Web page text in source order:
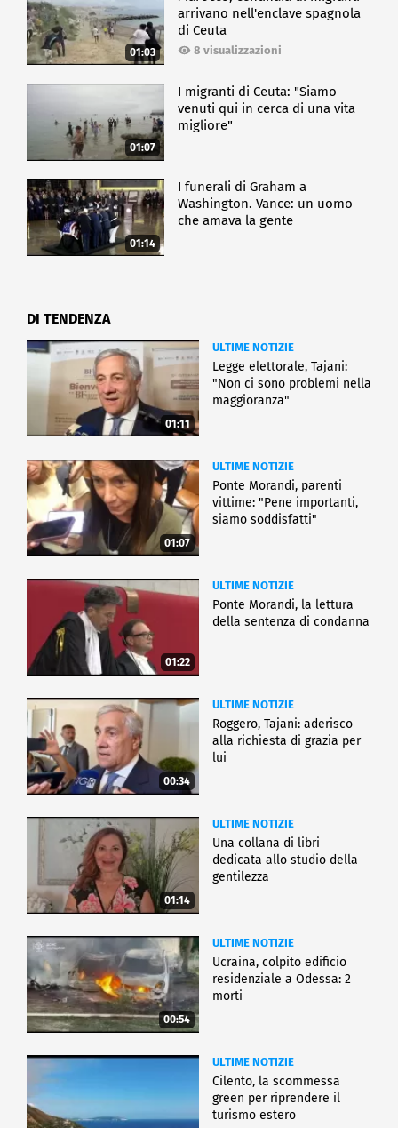
01:03
arrivano nell'enclave spagnola
di Ceuta
8 visualizzazioni
01:07
I migranti di Ceuta: "Siamo
venuti qui in cerca di una vita
migliore"
01:14
I funerali di Graham a
Washington. Vance: un uomo
che amava la gente
DI TENDENZA
01:11
ULTIME NOTIZIE
Legge elettorale, Tajani:
"Non ci sono problemi nella
maggioranza"
01:07
ULTIME NOTIZIE
Ponte Morandi, parenti
vittime: "Pene importanti,
siamo soddisfatti"
01:22
ULTIME NOTIZIE
Ponte Morandi, la lettura
della sentenza di condanna
00:34
ULTIME NOTIZIE
Roggero, Tajani: aderisco
alla richiesta di grazia per
lui
01:14
ULTIME NOTIZIE
Una collana di libri
dedicata allo studio della
gentilezza
00:54
ULTIME NOTIZIE
Ucraina, colpito edificio
residenziale a Odessa: 2
morti
ULTIME NOTIZIE
Cilento, la scommessa
green per riprendere il
turismo estero